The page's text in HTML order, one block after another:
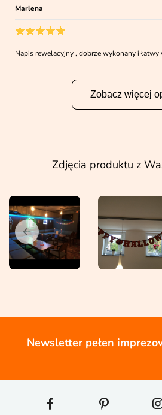
Marlena
Napis rewelacyjny , dobrze wykonany i łatwy
Zobacz więcej
Zdjęcia produktu z
Newsletter pełen